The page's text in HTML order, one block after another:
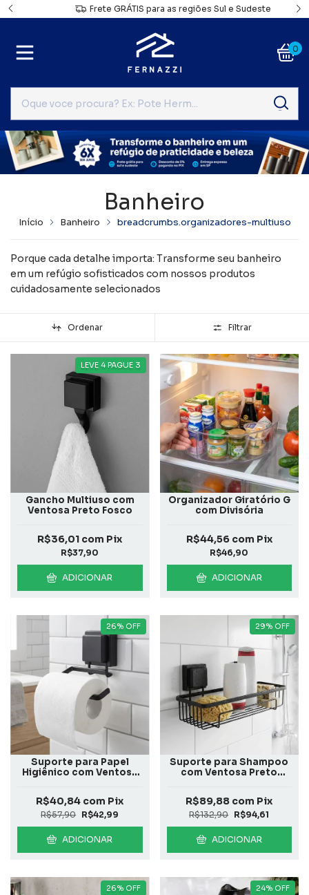
Frete GRÁTIS para as regiões Sul e Sudeste
0
Banheiro
Início Banheiro breadcrumbs.organizadores-multiuso
Porque cada detalhe importa: Transforme seu banheiro
em um refúgio sofisticados com nossos produtos
cuidadosamente selecionados
Ordenar Filtrar
LEVE 4 PAGUE 3
Gancho Multiuso com
Ventosa Preto Fosco
R$37,90
R$36,01 com Pix
ADICIONAR
Organizador Giratório G
com Divisória
R$46,90
R$44,56 com Pix
ADICIONAR
26% OFF
Suporte para Papel
Higiênico com Ventosa
R$57,90 R$42,99
R$40,84 com Pix
ADICIONAR
29% OFF
Suporte para Shampoo
com Ventosa Preto
R$132,90 R$94,61
R$89,88 com Pix
ADICIONAR
26% OFF 24% OFF